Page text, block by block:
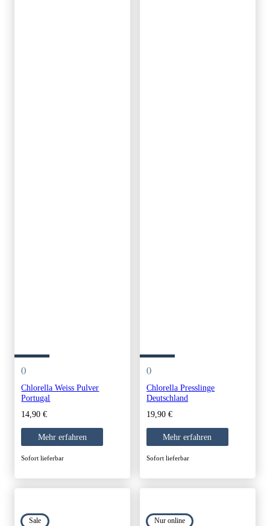
()
Chlorella Weiss Pulver
Portugal
14,90€
Mehr erfahren
Sofort lieferbar
()
Chlorella Presslinge
Deutschland
19,90€
Mehr erfahren
Sofort lieferbar
Sale Nur online